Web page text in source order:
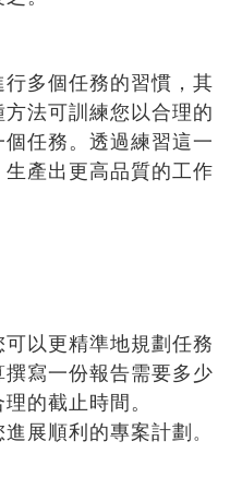
多個任務的習慣，其
法可訓練您以合理的
任務。透過練習這一
產出更高品質的工作
以更精準地規劃任務
寫一份報告需要多少
的截止時間。
展順利的專案計劃 。